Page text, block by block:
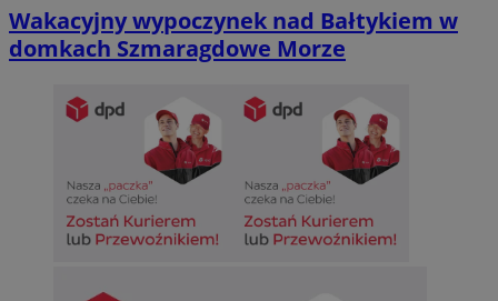
Wakacyjny wypoczynek nad Bałtykiem w
domkach Szmaragdowe Morze